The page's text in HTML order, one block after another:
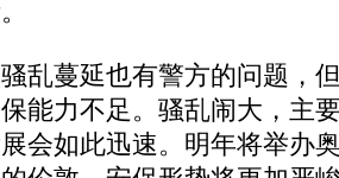
蔓延也有警方的问题，
能力不足。骚乱闹大，主
会如此迅速。明年将举办